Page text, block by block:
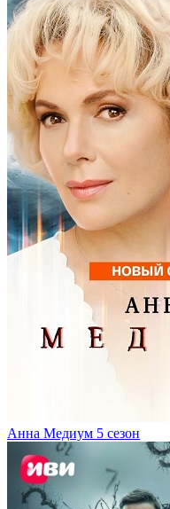
Анна Медиум 5 сезон